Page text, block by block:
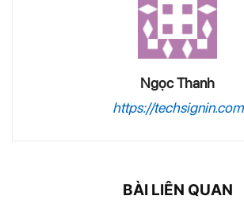
Ngọc Thanh
https://techsignin.com
BÀI LIÊN QUAN